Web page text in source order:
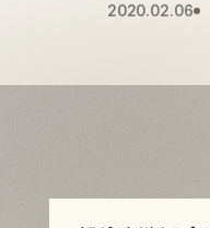
2020.02.06